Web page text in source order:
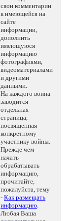
свои комментарии
к имеющейся на
сайте
информации,
дополнить
имеющуюся
информацию
фотографиями,
видеоматериалами
и другими
данными.
На каждого воина
заводится
отдельная
страница,
посвященная
конкретному
участнику войны.
Прежде чем
начать
обрабатывать
информацию,
прочитайте,
пожалуйста, тему
- Как размещать
информацию.
Любая Ваша